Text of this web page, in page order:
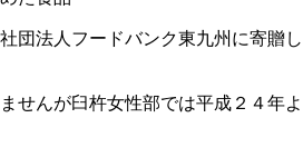
団法人フードバンク東九州に寄贈し
せんが臼杵女性部では平成２４年よ